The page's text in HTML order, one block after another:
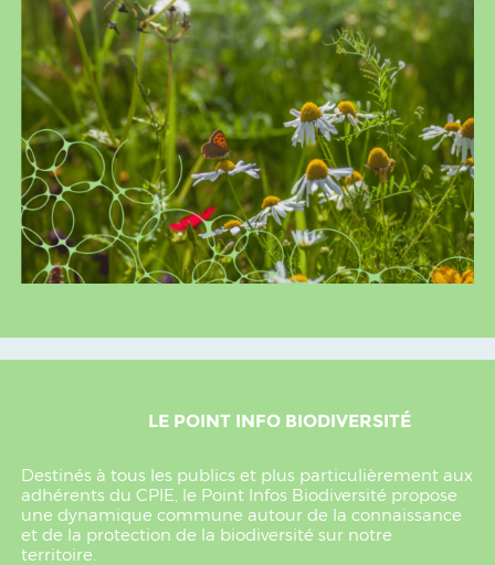
LE POINT INFO BIODIVERSITÉ
Destinés à tous les publics et plus particulièrement aux
adhérents du CPIE, le Point Infos Biodiversité propose
une dynamique commune autour de la connaissance
et de la protection de la biodiversité sur notre
territoire.